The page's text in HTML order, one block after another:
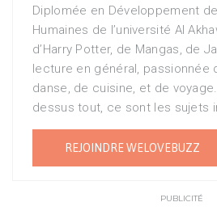
Diplomée en Développement
Humaines de l’université Al
d’Harry Potter, de Mangas, de
lecture en général, passionnée
danse, de cuisine, et de
dessus tout, ce sont les sujets
REJOINDRE WELOVEBUZZ
PUBLICITÉ